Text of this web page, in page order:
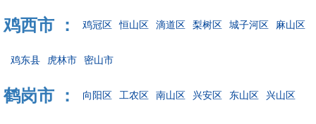
鸡西市 ： 鸡冠区 恒山区 滴道区 梨树区 城子河区 麻山区
鸡东县 虎林市 密山市
鹤岗市 ： 向阳区 工农区 南山区 兴安区 东山区 兴山区